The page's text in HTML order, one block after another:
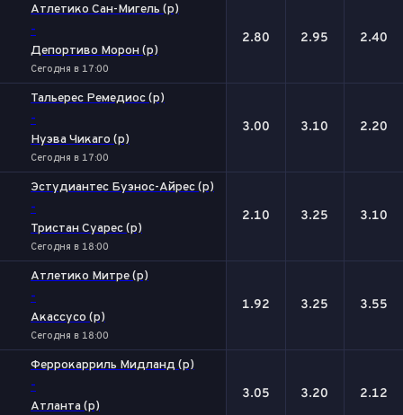
Атлетико Сан-Мигель (р)
-
Депортиво Морон (р)
Сегодня в 17:00
2.80 2.95 2.40
Тальерес Ремедиос (р)
-
Нуэва Чикаго (р)
Сегодня в 17:00
3.00 3.10 2.20
Эстудиантес Буэнос-Айрес (р)
-
Тристан Суарес (р)
Сегодня в 18:00
2.10 3.25 3.10
Атлетико Митре (р)
-
Акассусо (р)
Сегодня в 18:00
1.92 3.25 3.55
Феррокарриль Мидланд (р)
-
Атланта (р)
3.05 3.20 2.12